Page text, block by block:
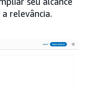
relevância.